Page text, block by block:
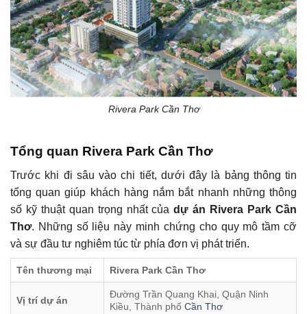
Rivera Park Cần Thơ
Tổng quan Rivera Park Cần Thơ
Trước khi đi sâu vào chi tiết, dưới đây là bảng thông tin
tổng quan giúp khách hàng nắm bắt nhanh những thông
số kỹ thuật quan trọng nhất củadự án Rivera Park Cần
Thơ. Những số liệu này minh chứng cho quy mô tầm cỡ
và sự đầu tư nghiêm túc từ phía đơn vị phát triển.
Tên thương mại Rivera Park Cần Thơ
Vị trí dự án
Đường Trần Quang Khai, Quận Ninh
Kiều, Thành phố Cần Thơ